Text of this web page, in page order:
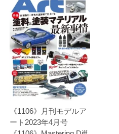
《1106》月刊モデルア
ート2023年4月号